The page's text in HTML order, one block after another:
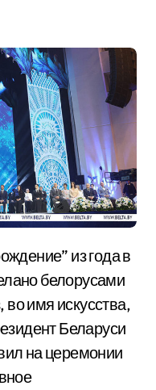
белорусами
во имя искусства,
Беларуси
на церемонии